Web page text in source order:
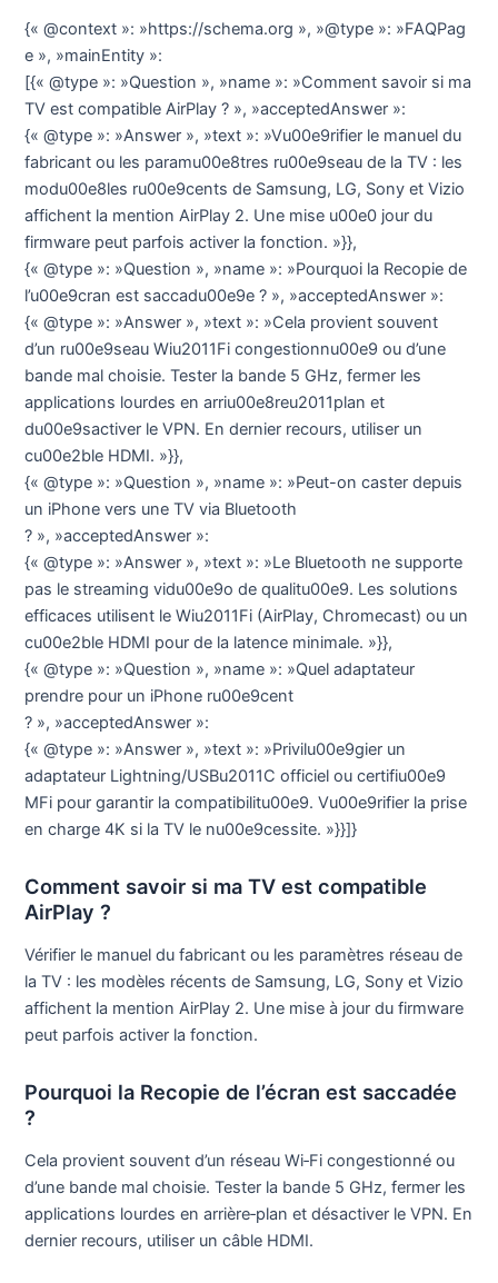
{« @context »: »https://schema.org », »@type »: »FAQPag
e », »mainEntity »:
[{« @type »: »Question », »name »: »Comment savoir si ma
TV est compatible AirPlay ? », »acceptedAnswer »:
{« @type »: »Answer », »text »: »Vu00e9rifier le manuel du
fabricant ou les paramu00e8tres ru00e9seau de la TV : les
modu00e8les ru00e9cents de Samsung, LG, Sony et Vizio
affichent la mention AirPlay 2. Une mise u00e0 jour du
firmware peut parfois activer la fonction. »}},
{« @type »: »Question », »name »: »Pourquoi la Recopie de
l’u00e9cran est saccadu00e9e ? », »acceptedAnswer »:
{« @type »: »Answer », »text »: »Cela provient souvent
d’un ru00e9seau Wiu2011Fi congestionnu00e9 ou d’une
bande mal choisie. Tester la bande 5 GHz, fermer les
applications lourdes en arriu00e8reu2011plan et
du00e9sactiver le VPN. En dernier recours, utiliser un
cu00e2ble HDMI. »}},
{« @type »: »Question », »name »: »Peut-on caster depuis
un iPhone vers une TV via Bluetooth
? », »acceptedAnswer »:
{« @type »: »Answer », »text »: »Le Bluetooth ne supporte
pas le streaming vidu00e9o de qualitu00e9. Les solutions
efficaces utilisent le Wiu2011Fi (AirPlay, Chromecast) ou un
cu00e2ble HDMI pour de la latence minimale. »}},
{« @type »: »Question », »name »: »Quel adaptateur
prendre pour un iPhone ru00e9cent
? », »acceptedAnswer »:
{« @type »: »Answer », »text »: »Privilu00e9gier un
adaptateur Lightning/USBu2011C officiel ou certifiu00e9
MFi pour garantir la compatibilitu00e9. Vu00e9rifier la prise
en charge 4K si la TV le nu00e9cessite. »}}]}
Comment savoir si ma TV est compatible
AirPlay ?
Vérifier le manuel du fabricant ou les paramètres réseau de
la TV : les modèles récents de Samsung, LG, Sony et Vizio
affichent la mention AirPlay 2. Une mise à jour du firmware
peut parfois activer la fonction.
Pourquoi la Recopie de l’écran est saccadée
?
Cela provient souvent d’un réseau Wi‑Fi congestionné ou
d’une bande mal choisie. Tester la bande 5 GHz, fermer les
applications lourdes en arrière‑plan et désactiver le VPN. En
dernier recours, utiliser un câble HDMI.